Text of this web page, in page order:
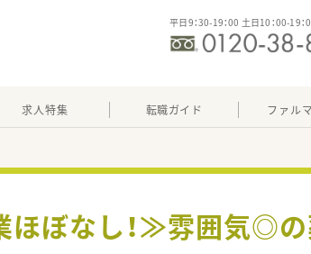
平日9：30-19：00 土日10：00-19：
求人特集 転職ガイド ファル
ほぼなし！≫雰囲気◎